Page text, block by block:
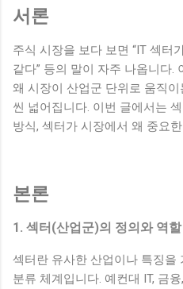
서론
주식 시장을 보다 보면 “IT 섹터
같다” 등의 말이 자주 나옵니다.
왜 시장이 산업군 단위로 움직
씬 넓어집니다. 이번 글에서는
방식, 섹터가 시장에서 왜 중요
본론
1. 섹터(산업군)의 정의와 역할
섹터란 유사한 산업이나 특징을
분류 체계입니다. 예컨대 IT, 금